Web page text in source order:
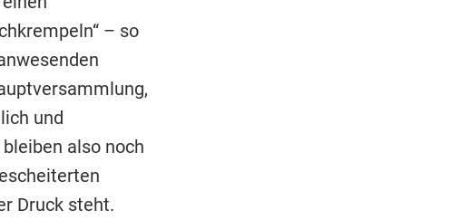
– so
und
also noch
Druck steht.